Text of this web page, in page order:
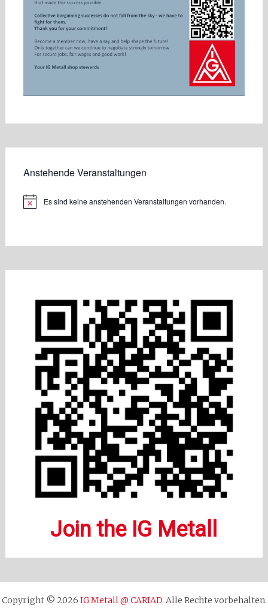
Anstehende Veranstaltungen
HinweisEs sind keine anstehenden Veranstaltungen vorhanden.
Join the IG Metall
Copyright © 2026 IG Metall @ CARIAD. Alle Rechte vorbehalten.